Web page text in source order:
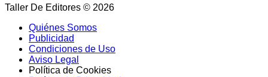
Taller De Editores © 2026
Quiénes Somos
Publicidad
Condiciones de Uso
Aviso Legal
Política de Cookies